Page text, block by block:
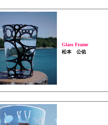
Glass Frame
松本 公佑